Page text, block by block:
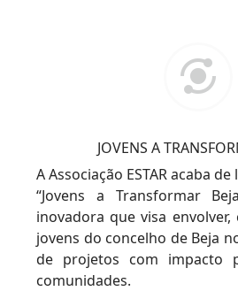
JOVENS A
A Associação ESTAR acaba
“Jovens a Transformar
inovadora que visa
jovens do concelho de Beja
de projetos com impacto
comunidades.